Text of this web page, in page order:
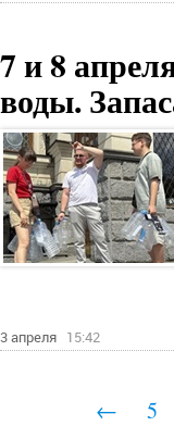
7 и 8
воды.
3 апреля 15:42
← 5